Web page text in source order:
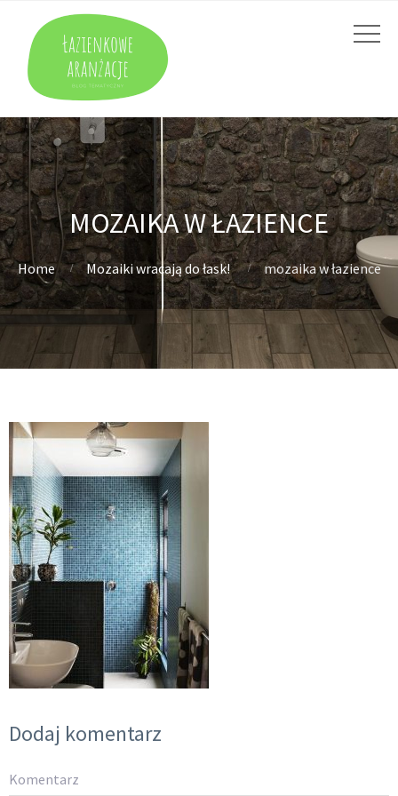
MOZAIKA W ŁAZIENCE
Home Mozaiki wracają do łask! mozaika w łazience
Dodaj komentarz
Komentarz